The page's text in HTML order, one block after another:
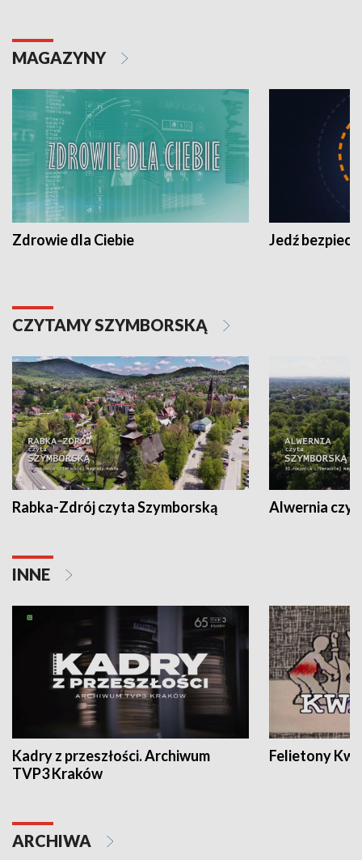
MAGAZYNY
Zdrowie dla Ciebie Jedź
CZYTAMY SZYMBORSKĄ
Rabka-Zdrój czyta Szymborską Alwernia
INNE
Kadry z przeszłości. Archiwum
TVP3 Kraków
Felietony
ARCHIWA